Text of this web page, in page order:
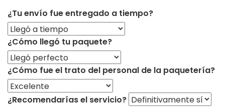
¿Tu envío fue entregado a tiempo?
¿Cómo llegó tu paquete?
¿Cómo fue el trato del personal de la paquetería?
¿Recomendarías el servicio?